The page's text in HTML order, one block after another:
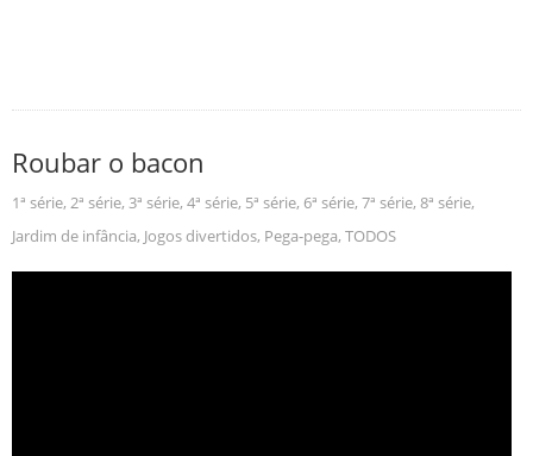
Roubar o bacon
1ª série, 2ª série, 3ª série, 4ª série, 5ª série, 6ª série, 7ª série, 8ª série,
Jardim de infância, Jogos divertidos, Pega-pega, TODOS